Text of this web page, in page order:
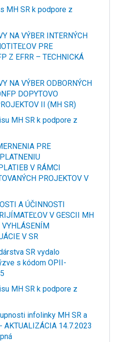
MH SR k podpore z
NA VÝBER INTERNÝCH
PRE
Z EFRR – TECHNICKÁ
NA VÝBER ODBORNÝCH
DOPYTOVO
II (MH SR)
MH SR k podpore z
PRE
V RÁMCI
PROJEKTOV V
A ÚČINNOSTI
V GESCII MH
V SR
SR vydalo
s kódom OPII-
MH SR k podpore z
infolinky MH SR a
14.7.2023